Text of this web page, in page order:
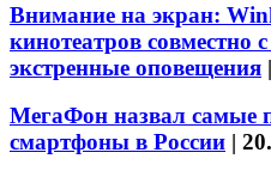
Внимание на экран:
кинотеатров совместно
экстренные оповещения |
МегаФон назвал самые
смартфоны в России |